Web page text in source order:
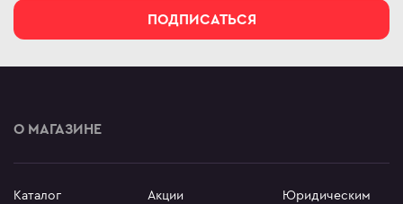
ПОДПИСАТЬСЯ
О МАГАЗИНЕ
Каталог
Акции
Юридическим